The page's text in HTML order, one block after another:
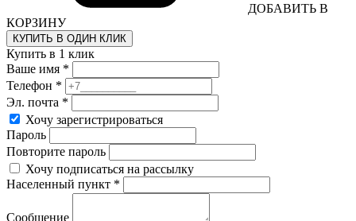
ДОБАВИТЬ В
КОРЗИНУ
КУПИТЬ В ОДИН КЛИК
Купить в 1 клик
Ваше имя *
Телефон *
Эл. почта *
Хочу зарегистрироваться
Пароль
Повторите пароль
Хочу подписаться на рассылку
Населенный пункт *
Сообщение